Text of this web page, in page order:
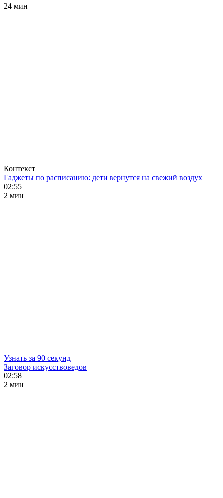
24 мин
Контекст
Гаджеты по расписанию: дети вернутся на свежий воздух
02:55
2 мин
Узнать за 90 секунд
Заговор искусствоведов
02:58
2 мин